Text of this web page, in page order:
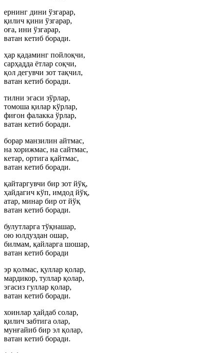
ернинг дини ўзгарар,
қилич қини ўзгарар,
оға, ини ўзгарар,
ватан кетиб боради.
ҳар қадаминг пойлоқчи,
сарҳадда ётлар соқчи,
қол дегувчи зот тақчил,
ватан кетиб боради.
тилни эгаси зўрлар,
томоша қилар кўрлар,
фиғон фалакка ўрлар,
ватан кетиб боради.
борар манзилин айтмас,
на хорижмас, на сайтмас,
кетар, ортига қайтмас,
ватан кетиб боради.
қайтаргувчи бир зот йўқ,
ҳайдагич кўп, имдод йўқ,
атар, минар бир от йўқ
ватан кетиб боради.
булутларга тўқнашар,
ою юлдуздан ошар,
билмам, қайларга шошар,
ватан кетиб боради
эр қолмас, қуллар қолар,
мардикор, туллар қолар,
эгасиз гуллар қолар,
ватан кетиб боради.
хоинлар ҳайдаб солар,
қилич забтига олар,
мунғайиб бир эл қолар,
ватан кетиб боради.